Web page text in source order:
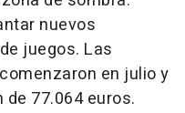
nuevos
juegos. Las
en julio y
77.064 euros.